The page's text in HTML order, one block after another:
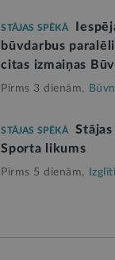
STĀJAS SPĒKĀ
būvdarbus
citas izmaiņas
Pirms 3 dienām,
STĀJAS SPĒKĀ
Sporta likums
Pirms 5 dienām,